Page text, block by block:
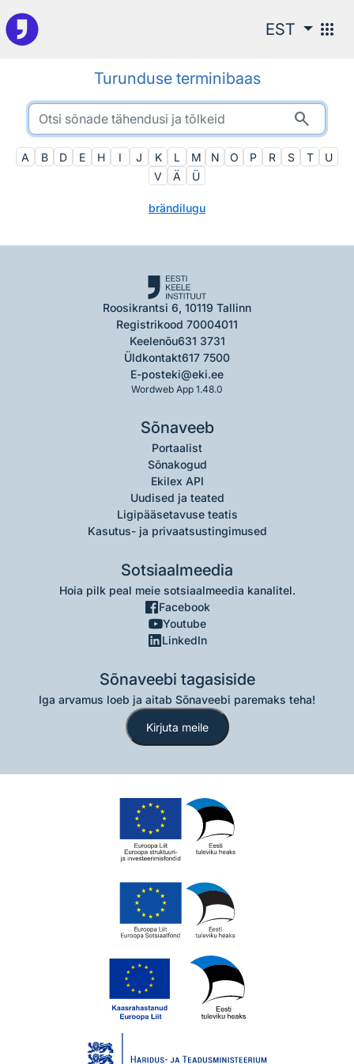
Otsingu juurde
EST apps
Turunduse terminibaas
search
A B D E H I J K L M N O P R S T
U
V
Ä Ü
brändilugu
Roosikrantsi 6, 10119 Tallinn
Registrikood 70004011
Keelenõu631 3731
Üldkontakt617 7500
E-posteki@eki.ee
Wordweb App 1.48.0
Sõnaveeb
Portaalist
Sõnakogud
Ekilex API
Uudised ja teated
Ligipääsetavuse teatis
Kasutus- ja privaatsustingimused
Sotsiaalmeedia
Hoia pilk peal meie sotsiaalmeedia kanalitel.
Facebook
Youtube
LinkedIn
Sõnaveebi tagasiside
Iga arvamus loeb ja aitab Sõnaveebi paremaks teha!
Kirjuta meile